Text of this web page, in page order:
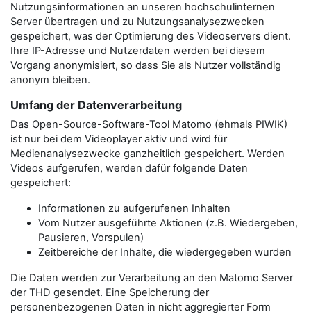
Nutzungsinformationen an unseren hochschulinternen
Server übertragen und zu Nutzungsanalysezwecken
gespeichert, was der Optimierung des Videoservers dient.
Ihre IP-Adresse und Nutzerdaten werden bei diesem
Vorgang anonymisiert, so dass Sie als Nutzer vollständig
anonym bleiben.
Umfang der Datenverarbeitung
Das Open-Source-Software-Tool Matomo (ehmals PIWIK)
ist nur bei dem Videoplayer aktiv und wird für
Medienanalysezwecke ganzheitlich gespeichert. Werden
Videos aufgerufen, werden dafür folgende Daten
gespeichert:
Informationen zu aufgerufenen Inhalten
Vom Nutzer ausgeführte Aktionen (z.B. Wiedergeben,
Pausieren, Vorspulen)
Zeitbereiche der Inhalte, die wiedergegeben wurden
Die Daten werden zur Verarbeitung an den Matomo Server
der THD gesendet. Eine Speicherung der
personenbezogenen Daten in nicht aggregierter Form